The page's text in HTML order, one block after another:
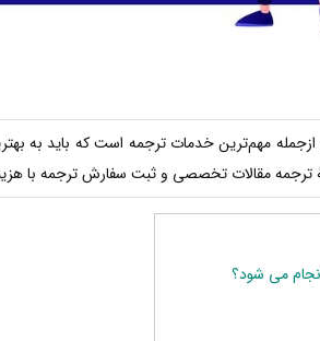
مهم‌ترین خدمات ترجمه است که باید به
ترجمه مقالات تخصصی و ثبت سفارش ترجمه با
می شود؟